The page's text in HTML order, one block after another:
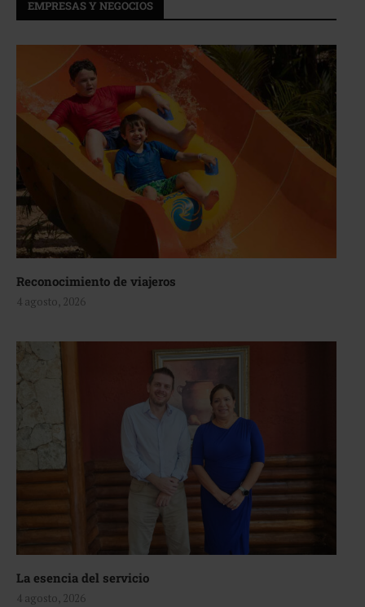
EMPRESAS Y NEGOCIOS
Reconocimiento de viajeros
4 agosto, 2026
La esencia del servicio
4 agosto, 2026